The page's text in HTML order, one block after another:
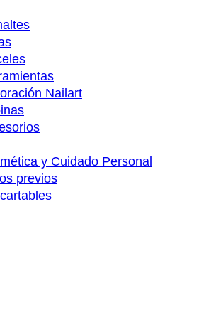
Nailart
y Cuidado Personal
previos